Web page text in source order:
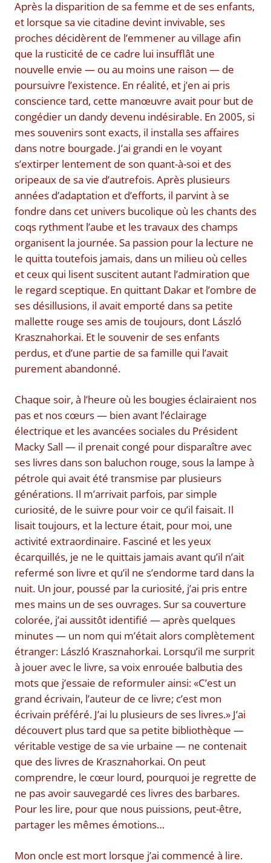
Après la disparition de sa femme et de ses enfants,
et lorsque sa vie citadine devint invivable, ses
proches décidèrent de l’emmener au village afin
que la rusticité de ce cadre lui insufflât une
nouvelle envie — ou au moins une raison — de
poursuivre l’existence. En réalité, et j’en ai pris
conscience tard, cette manœuvre avait pour but de
congédier un dandy devenu indésirable. En 2005, si
mes souvenirs sont exacts, il installa ses affaires
dans notre bourgade. J’ai grandi en le voyant
s’extirper lentement de son quant-à-soi et des
oripeaux de sa vie d’autrefois. Après plusieurs
années d’adaptation et d’efforts, il parvint à se
fondre dans cet univers bucolique où les chants des
coqs rythment l’aube et les travaux des champs
organisent la journée. Sa passion pour la lecture ne
le quitta toutefois jamais, dans un milieu où celles
et ceux qui lisent suscitent autant l’admiration que
le regard sceptique. En quittant Dakar et l’ombre de
ses désillusions, il avait emporté dans sa petite
mallette rouge ses amis de toujours, dont László
Krasznahorkai. Et le souvenir de ses enfants
perdus, et d’une partie de sa famille qui l’avait
purement abandonné.
Chaque soir, à l’heure où les bougies éclairaient nos
pas et nos cœurs — bien avant l’éclairage
électrique et les avancées sociales du Président
Macky Sall — il prenait congé pour disparaître avec
ses livres dans son baluchon rouge, sous la lampe à
pétrole qui avait été transmise par plusieurs
générations. Il m’arrivait parfois, par simple
curiosité, de le suivre pour voir ce qu’il faisait. Il
lisait toujours, et la lecture était, pour moi, une
activité extraordinaire. Fasciné et les yeux
écarquillés, je ne le quittais jamais avant qu’il n’ait
refermé son livre et qu’il ne s’endorme tard dans la
nuit. Un jour, poussé par la curiosité, j’ai pris entre
mes mains un de ses ouvrages. Sur sa couverture
colorée, j’ai aussitôt identifié — après quelques
minutes — un nom qui m’était alors complètement
étranger: László Krasznahorkai. Lorsqu’il me surprit
à jouer avec le livre, sa voix enrouée balbutia des
mots que j’essaie de reformuler ainsi: «C’est un
grand écrivain, l’auteur de ce livre; c’est mon
écrivain préféré. J’ai lu plusieurs de ses livres.» J’ai
découvert plus tard que sa petite bibliothèque —
véritable vestige de sa vie urbaine — ne contenait
que des livres de Krasznahorkai. On peut
comprendre, le cœur lourd, pourquoi je regrette de
ne pas avoir sauvegardé ces livres des barbares.
Pour les lire, pour que nous puissions, peut-être,
partager les mêmes émotions…
Mon oncle est mort lorsque j’ai commencé à lire.